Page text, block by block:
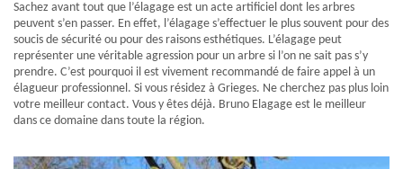
Sachez avant tout que l’élagage est un acte artificiel dont les arbres
peuvent s’en passer. En effet, l’élagage s’effectuer le plus souvent pour des
soucis de sécurité ou pour des raisons esthétiques. L’élagage peut
représenter une véritable agression pour un arbre si l’on ne sait pas s’y
prendre. C’est pourquoi il est vivement recommandé de faire appel à un
élagueur professionnel. Si vous résidez à Grieges. Ne cherchez pas plus loin
votre meilleur contact. Vous y êtes déjà. Bruno Elagage est le meilleur
dans ce domaine dans toute la région.